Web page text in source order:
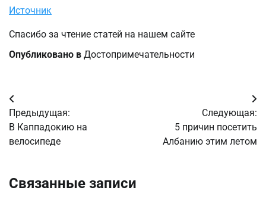
Источник
Спасибо за чтение статей на нашем сайте
Опубликовано в Достопримечательности
Навигация
по
записям
Предыдущая:
В Каппадокию на
велосипеде
Следующая:
5 причин посетить
Албанию этим летом
Связанные записи